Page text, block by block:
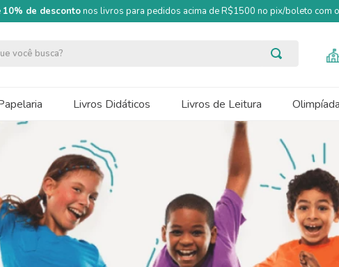
10% de descontonos livros para pedidos acima de R$1500 no pix/boleto com
você busca?
Livros Didáticos Livros de Leitura